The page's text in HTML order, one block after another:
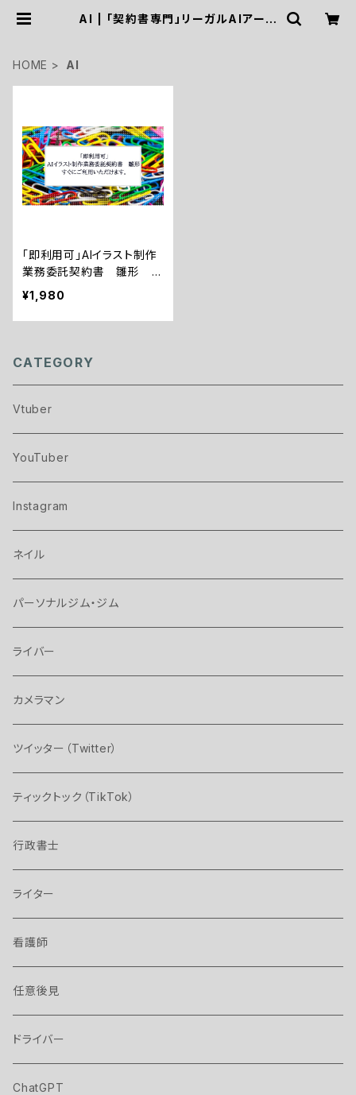
AI | 「契約書専門」リーガルAIアーキ
HOME
AI
「即利用可」AIイラスト制作
業務委託契約書 雛形 す
ぐにご利用いただけます。
¥1,980
CATEGORY
Vtuber
YouTuber
Instagram
ネイル
パーソナルジム・ジム
ライバー
カメラマン
ツイッター（Twitter）
ティックトック（TikTok）
行政書士
ライター
看護師
任意後見
ドライバー
ChatGPT